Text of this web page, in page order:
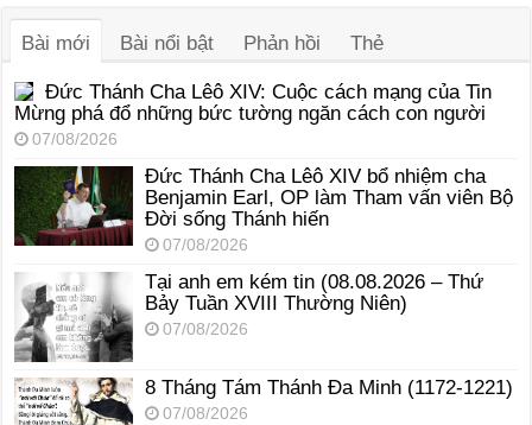
Bài mới Bài nổi bật Phản hồi Thẻ
Đức Thánh Cha Lêô XIV: Cuộc cách mạng của Tin
Mừng phá đổ những bức tường ngăn cách con người
07/08/2026
Đức Thánh Cha Lêô XIV bổ nhiệm cha
Benjamin Earl, OP làm Tham vấn viên Bộ
Đời sống Thánh hiến
07/08/2026
Tại anh em kém tin (08.08.2026 – Thứ
Bảy Tuần XVIII Thường Niên)
07/08/2026
8 Tháng Tám Thánh Ða Minh (1172-1221)
07/08/2026